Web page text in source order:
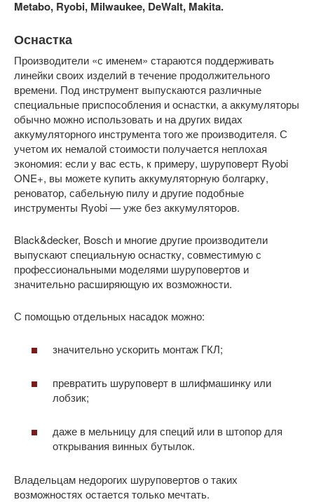
Metabo, Ryobi, Milwaukee, DeWalt, Makita.
Оснастка
Производители «с именем» стараются поддерживать
линейки своих изделий в течение продолжительного
времени. Под инструмент выпускаются различные
специальные приспособления и оснастки, а аккумуляторы
обычно можно использовать и на других видах
аккумуляторного инструмента того же производителя. С
учетом их немалой стоимости получается неплохая
экономия: если у вас есть, к примеру, шуруповерт Ryobi
ONE+, вы можете купить аккумуляторную болгарку,
реноватор, сабельную пилу и другие подобные
инструменты Ryobi — уже без аккумуляторов.
Black&decker, Bosch и многие другие производители
выпускают специальную оснастку, совместимую с
профессиональными моделями шуруповертов и
значительно расширяющую их возможности.
С помощью отдельных насадок можно:
значительно ускорить монтаж ГКЛ;
превратить шуруповерт в шлифмашинку или
лобзик;
даже в мельницу для специй или в штопор для
открывания винных бутылок.
Владельцам недорогих шуруповертов о таких
возможностях остается только мечтать.